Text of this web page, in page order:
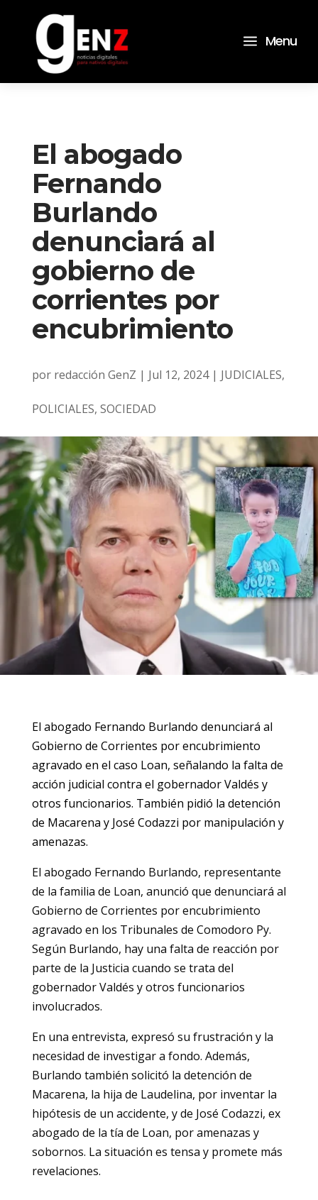
a Menu
El abogado
Fernando
Burlando
denunciará al
gobierno de
corrientes por
encubrimiento
por redacción GenZ | Jul 12, 2024| JUDICIALES,
POLICIALES, SOCIEDAD
El abogado Fernando Burlando denunciará al
Gobierno de Corrientes por encubrimiento
agravado en el caso Loan, señalando la falta de
acción judicial contra el gobernador Valdés y
otros funcionarios. También pidió la detención
de Macarena y José Codazzi por manipulación y
amenazas.
El abogado Fernando Burlando, representante
de la familia de Loan, anunció que denunciará al
Gobierno de Corrientes por encubrimiento
agravado en los Tribunales de Comodoro Py.
Según Burlando, hay una falta de reacción por
parte de la Justicia cuando se trata del
gobernador Valdés y otros funcionarios
involucrados.
En una entrevista, expresó su frustración y la
necesidad de investigar a fondo. Además,
Burlando también solicitó la detención de
Macarena, la hija de Laudelina, por inventar la
hipótesis de un accidente, y de José Codazzi, ex
abogado de la tía de Loan, por amenazas y
sobornos. La situación es tensa y promete más
revelaciones.